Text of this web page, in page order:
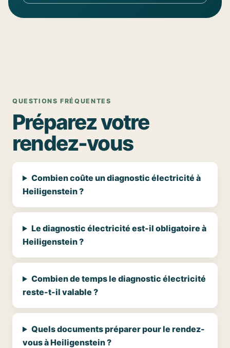
QUESTIONS FRÉQUENTES
Préparez votre
rendez-vous
Combien coûte un diagnostic électricité à
Heiligenstein ?
Le diagnostic électricité est-il obligatoire à
Heiligenstein ?
Combien de temps le diagnostic électricité
reste-t-il valable ?
Quels documents préparer pour le rendez-
vous à Heiligenstein ?